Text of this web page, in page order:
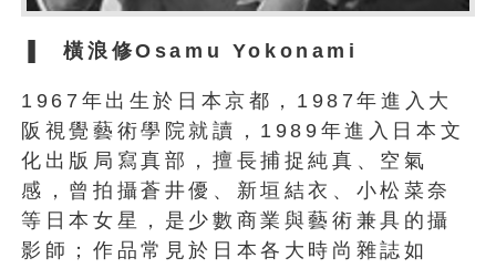
橫浪修Osamu Yokonami
1967年出生於日本京都，1987年進入大
阪視覺藝術學院就讀，1989年進入日本文
化出版局寫真部，擅長捕捉純真、空氣
感，曾拍攝蒼井優、新垣結衣、小松菜奈
等日本女星，是少數商業與藝術兼具的攝
影師；作品常見於日本各大時尚雜誌如